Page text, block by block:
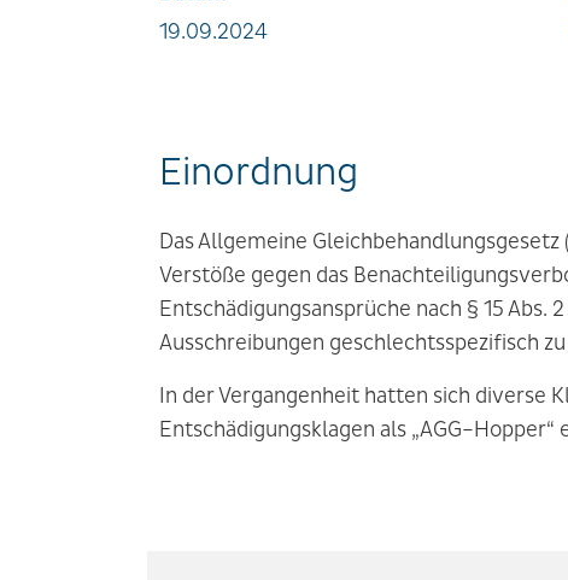
19.09.2024
Einordnung
Das Allgemeine
Verstöße gegen das
Entschädigungsansprüche nach § 15 Abs.
Ausschreibungen geschlechtsspezifisch
In der Vergangenheit hatten sich diverse
Entschädigungsklagen als